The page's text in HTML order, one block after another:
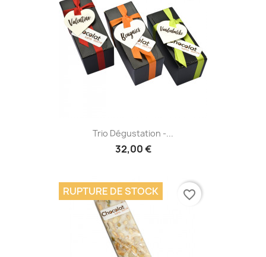
Trio Dégustation -...
32,00 €
RUPTURE DE STOCK favorite_border